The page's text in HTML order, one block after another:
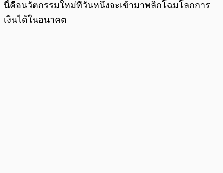
นี้คือนวัตกรรมใหม่ที่วันหนึ่งจะเข้ามาพลิกโฉมโลกการ
เงินได้ในอนาคต